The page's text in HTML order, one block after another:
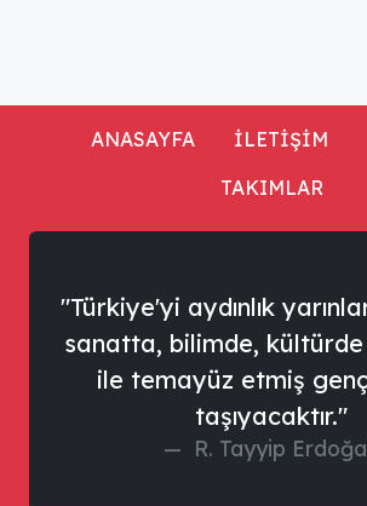
ANASAYFA İLETİŞİM
TAKIMLAR
"Türkiye'yi aydınlık
sanatta, bilimde, kültürde
ile temayüz etmiş
taşıyacaktır."
R. Tayyip